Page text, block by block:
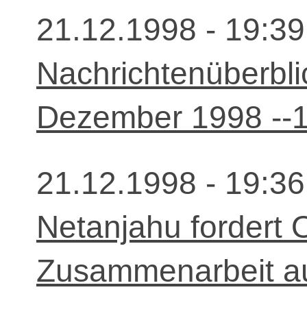
21.12.1998 -
Dezember 1998 --
21.12.1998 -
Netanjahu fordert
Zusammenarbeit